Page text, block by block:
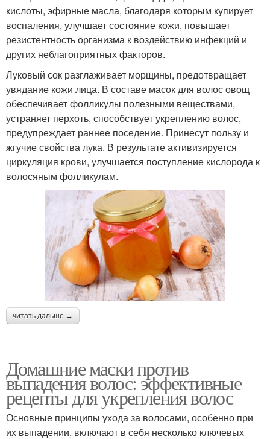
кислоты, эфирные масла, благодаря которым купирует
воспаления, улучшает состояние кожи, повышает
резистентность организма к воздействию инфекций и
других неблагоприятных факторов.
Луковый сок разглаживает морщины, предотвращает
увядание кожи лица. В составе масок для волос овощ
обеспечивает фолликулы полезными веществами,
устраняет перхоть, способствует укреплению волос,
предупреждает раннее поседение. Принесут пользу и
жгучие свойства лука. В результате активизируется
циркуляция крови, улучшается поступление кислорода к
волосяным фолликулам.
читать дальше →
Домашние маски против
выпадения волос: эффективные
рецепты для укрепления волос
Основные принципы ухода за волосами, особенно при
их выпадении, включают в себя несколько ключевых